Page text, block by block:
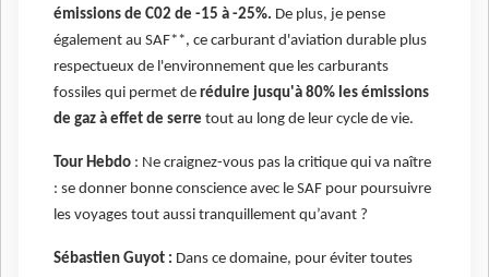
émissions de C02 de -15 à -25%. De plus, je pense
également au SAF**, ce carburant d'aviation durable plus
respectueux de l'environnement que les carburants
fossiles qui permet de réduire jusqu'à 80% les émissions
de gaz à effet de serre tout au long de leur cycle de vie.
Tour Hebdo : Ne craignez-vous pas la critique qui va naître
: se donner bonne conscience avec le SAF pour poursuivre
les voyages tout aussi tranquillement qu’avant ?
Sébastien Guyot : Dans ce domaine, pour éviter toutes